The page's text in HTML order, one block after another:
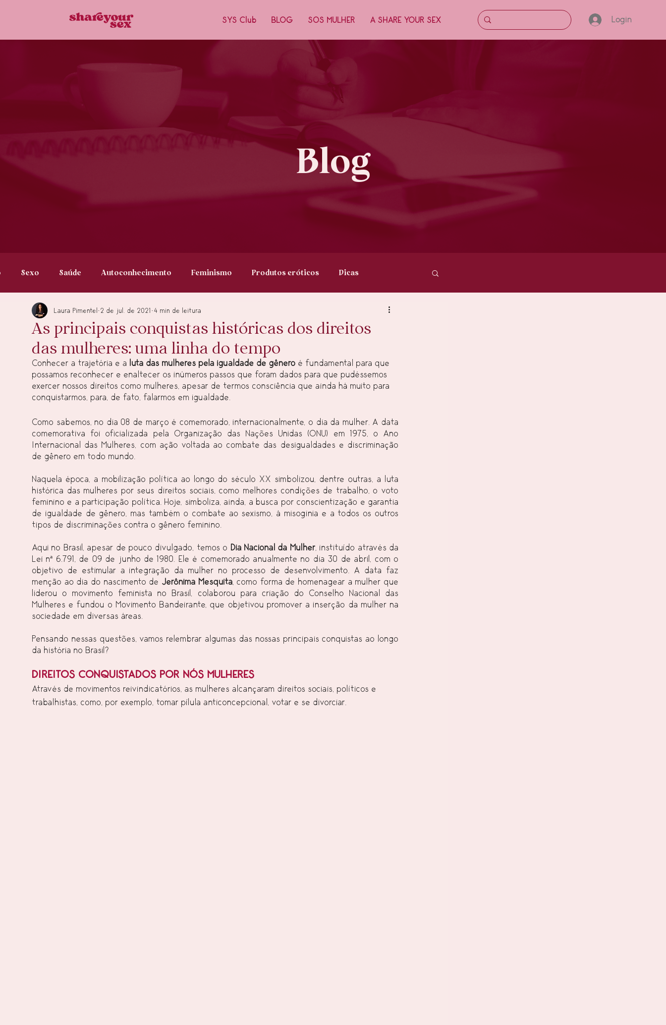
SYS Club BLOG SOS MULHER A SHARE YOUR SEX Login
Blog
Sexo Saúde Autoconhecimento Feminismo Produtos eróticos Dicas
Direito da Mulher LGBTQIA+ Desejo Bem-estar
As principais conquistas históricas dos direitos
das mulheres: uma linha do tempo
Laura Pimentel 2 de jul. de 2021 4 min de leitura
Conhecer a trajetória e a luta das mulheres pela igualdade de gênero é fundamental para que
possamos reconhecer e enaltecer os inúmeros passos que foram dados para que pudéssemos
exercer nossos direitos como mulheres, apesar de termos consciência que ainda há muito para
conquistarmos, para, de fato, falarmos em igualdade.
Como sabemos, no dia 08 de março é comemorado, internacionalmente, o dia da mulher. A data
comemorativa foi oficializada pela Organização das Nações Unidas (ONU) em 1975, o Ano
Internacional das Mulheres, com ação voltada ao combate das desigualdades e discriminação
de gênero em todo mundo.
Naquela época, a mobilização política ao longo do século XX simbolizou, dentre outras, a luta
histórica das mulheres por seus direitos sociais, como melhores condições de trabalho, o voto
feminino e a participação política. Hoje, simboliza, ainda, a busca por conscientização e garantia
de igualdade de gênero, mas também o combate ao sexismo, à misoginia e a todos os outros
tipos de discriminações contra o gênero feminino.
Aqui no Brasil, apesar de pouco divulgado, temos o Dia Nacional da Mulher, instituído através da
Lei nª 6.791, de 09 de junho de 1980. Ele é comemorado anualmente no dia 30 de abril, com o
objetivo de estimular a integração da mulher no processo de desenvolvimento. A data faz
menção ao dia do nascimento de Jerônima Mesquita, como forma de homenagear a mulher que
liderou o movimento feminista no Brasil, colaborou para criação do Conselho Nacional das
Mulheres e fundou o Movimento Bandeirante, que objetivou promover a inserção da mulher na
sociedade em diversas áreas.
Pensando nessas questões, vamos relembrar algumas das nossas principais conquistas ao longo
da história no Brasil?
DIREITOS CONQUISTADOS POR NÓS MULHERES
Através de movimentos reivindicatórios, as mulheres alcançaram direitos sociais, políticos e
trabalhistas, como, por exemplo, tomar pílula anticoncepcional, votar e se divorciar.